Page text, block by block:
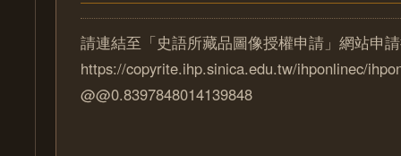
請連結至「史語所藏品圖像授權申請」網站申
https://copyrite.ihp.sinica.edu.tw/ihponlinec/
@@0.8397848014139848